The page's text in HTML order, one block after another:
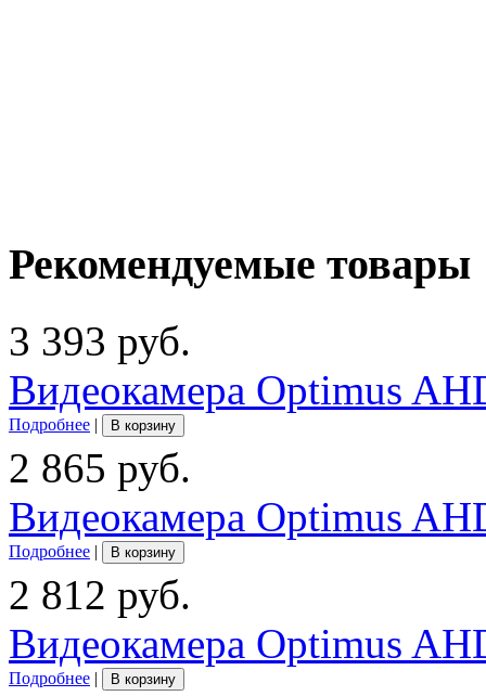
Рекомендуемые товары
3 393 руб.
Видеокамера Optimus
Подробнее | В корзину
2 865 руб.
Видеокамера Optimus
Подробнее | В корзину
2 812 руб.
Видеокамера Optimus
Подробнее | В корзину